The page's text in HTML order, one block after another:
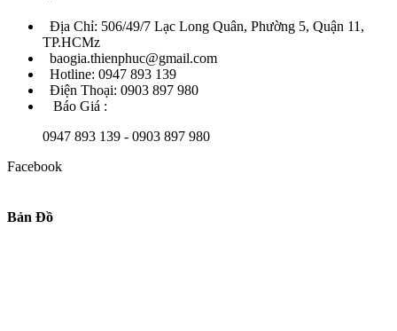
Địa Chỉ: 506/49/7 Lạc Long Quân, Phường 5, Quận 11,
TP.HCMz
baogia.thienphuc@gmail.com
Hotline: 0947 893 139
Điện Thoại: 0903 897 980
Báo Giá :
0947 893 139 - 0903 897 980
Facebook
Bản Đồ